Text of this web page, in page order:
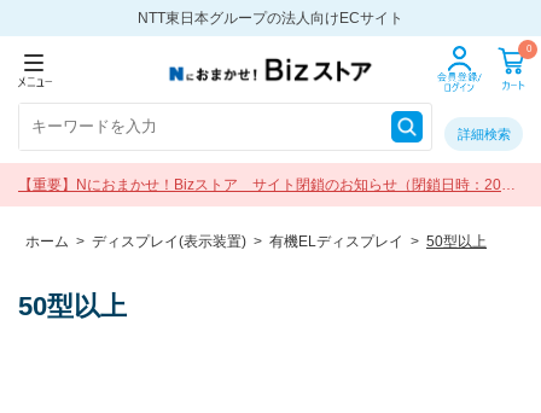
NTT東日本グループの法人向けECサイト
0
詳細検索
【重要】Nにおまかせ！Bizストア サイト閉鎖のお知らせ（閉鎖日時：2026
年9月30日 17:00）
ホーム > ディスプレイ(表示装置) > 有機ELディスプレイ > 50型以上
50型以上